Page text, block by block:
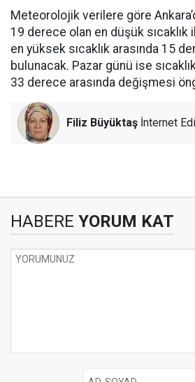
Meteorolojik verilere göre
19 derece olan en düşük sıcaklık
en yüksek sıcaklık arasında 15
bulunacak. Pazar günü ise
33 derece arasında değişmesi
Filiz Büyüktaş İnternet
HABERE YORUM KAT